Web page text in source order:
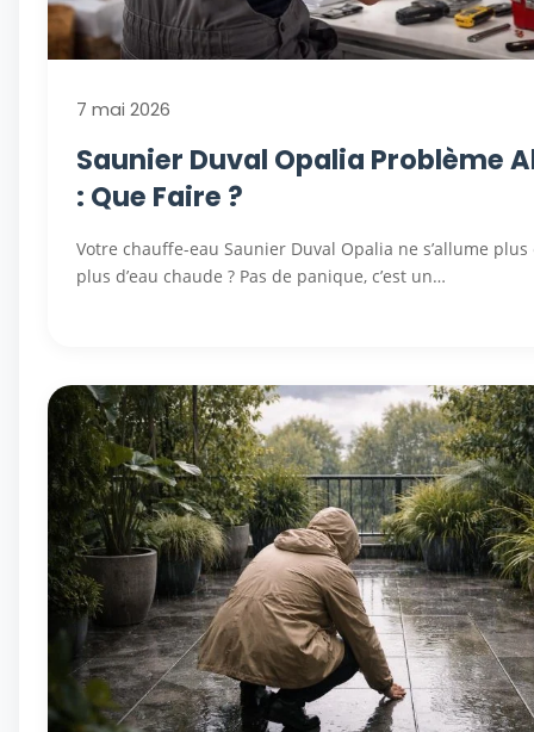
7 mai 2026
Saunier Duval Opalia Problème
: Que Faire ?
Votre chauffe-eau Saunier Duval Opalia ne s’allume plus
plus d’eau chaude ? Pas de panique, c’est un…